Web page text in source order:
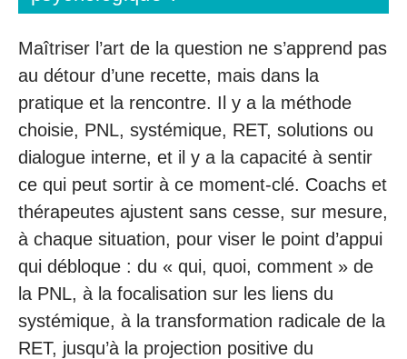
Maîtriser l’art de la question ne s’apprend pas
au détour d’une recette, mais dans la
pratique et la rencontre. Il y a la méthode
choisie, PNL, systémique, RET, solutions ou
dialogue interne, et il y a la capacité à sentir
ce qui peut sortir à ce moment-clé. Coachs et
thérapeutes ajustent sans cesse, sur mesure,
à chaque situation, pour viser le point d’appui
qui débloque : du « qui, quoi, comment » de
la PNL, à la focalisation sur les liens du
systémique, à la transformation radicale de la
RET, jusqu’à la projection positive du